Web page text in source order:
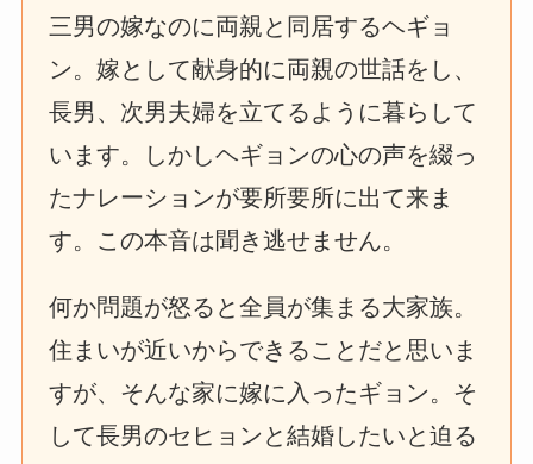
三男の嫁なのに両親と同居するヘギョ
ン。嫁として献身的に両親の世話をし、
長男、次男夫婦を立てるように暮らして
います。しかしヘギョンの心の声を綴っ
たナレーションが要所要所に出て来ま
す。この本音は聞き逃せません。
何か問題が怒ると全員が集まる大家族。
住まいが近いからできることだと思いま
すが、そんな家に嫁に入ったギョン。そ
して長男のセヒョンと結婚したいと迫る